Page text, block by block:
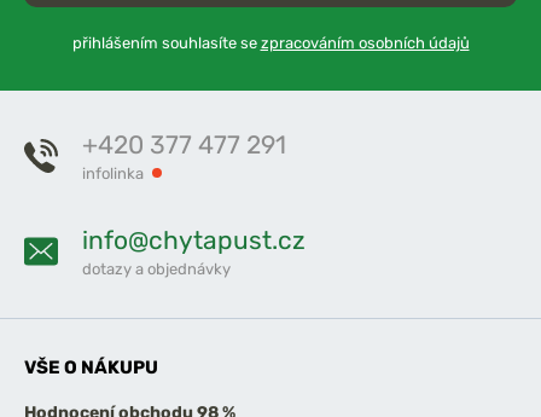
přihlášením souhlasíte se zpracováním osobních údajů
+420 377 477 291
infolinka
info@chytapust.cz
dotazy a objednávky
VŠE O NÁKUPU
Hodnocení obchodu 98 %